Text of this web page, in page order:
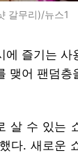
갈무리)/뉴스1
즐기는 사
맺어 팬덤층
살 수 있는
다. 새로운